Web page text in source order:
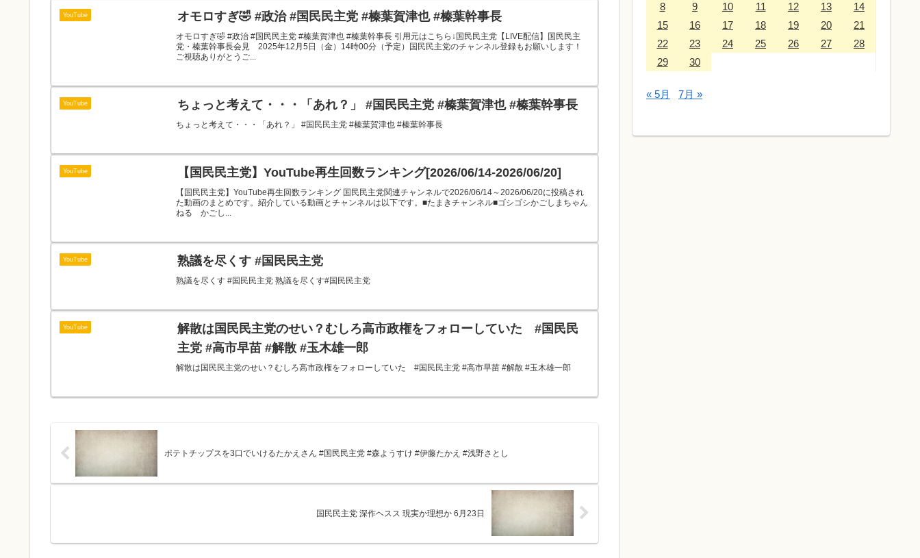
YouTube オモロすぎ🤣 #政治 #国民民主党 #榛葉賀津也 #榛葉幹事長
オモロすぎ🤣 #政治 #国民民主党 #榛葉賀津也 #榛葉幹事長 引用元はこちら↓国民民主党【LIVE配信】国民民主
党・榛葉幹事長会見 2025年12月5日（金）14時00分（予定）国民民主党のチャンネル登録もお願いします！
ご視聴ありがとうご...
YouTube ちょっと考えて・・・「あれ？」 #国民民主党 #榛葉賀津也 #榛葉幹事長
ちょっと考えて・・・「あれ？」 #国民民主党 #榛葉賀津也 #榛葉幹事長
YouTube 【国民民主党】YouTube再生回数ランキング[2026/06/14-2026/06/20]
【国民民主党】YouTube再生回数ランキング 国民民主党関連チャンネルで2026/06/14～2026/06/20に投稿され
た動画のまとめです。紹介している動画とチャンネルは以下です。■たまきチャンネル■ゴシゴシかごしまちゃん
ねる かごし...
YouTube 熟議を尽くす #国民民主党
熟議を尽くす #国民民主党 熟議を尽くす#国民民主党
YouTube
解散は国民民主党のせい？むしろ高市政権をフォローしていた #国民民
主党 #高市早苗 #解散 #玉木雄一郎
解散は国民民主党のせい？むしろ高市政権をフォローしていた #国民民主党 #高市早苗 #解散 #玉木雄一郎
ポテトチップスを3口でいけるたかえさん #国民民主党 #森ようすけ #伊藤たかえ #浅野さとし
国民民主党 深作ヘスス 現実か理想か 6月23日
8
9 10 11 12 13
14
15
16 17 18 19 20
21
22
23 24 25 26 27
28
29
30
« 5月 7月 »